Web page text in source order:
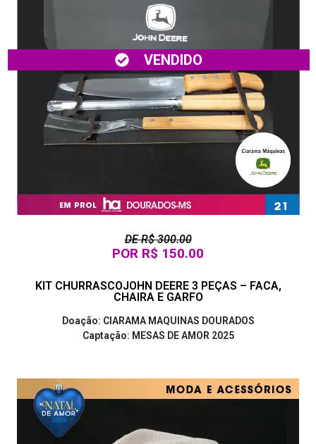
DE R$ 300.00
POR R$ 150.00
VENDIDO
KIT CHURRASCOJOHN DEERE 3 PEÇAS – FACA,
CHAIRA E GARFO
Doação: CIARAMA MAQUINAS DOURADOS
Captação: MESAS DE AMOR 2025